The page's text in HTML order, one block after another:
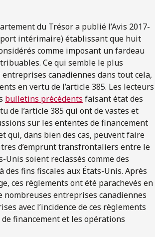
du Trésor a publié l’Avis 2017-
intérimaire) établissant que huit
comme imposant un fardeau
Ce qui semble le plus
canadiennes dans tout cela,
en vertu de l’article 385. Les lecteurs
bulletins précédents faisant état des
de l’article 385 qui ont de vastes et
sur les ententes de financement
qui, dans bien des cas, peuvent faire
d’emprunt transfrontaliers entre le
Unis soient reclassés comme des
des fins fiscales aux États-Unis. Après
ces règlements ont été parachevés en
nombreuses entreprises canadiennes
avec l’incidence de ces règlements
financement et les opérations